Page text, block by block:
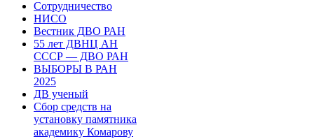
Сотрудничество
НИСО
Вестник ДВО РАН
55 лет ДВНЦ АН
СССР — ДВО РАН
ВЫБОРЫ В РАН
2025
ДВ ученый
Сбор средств на
установку памятника
академику Комарову